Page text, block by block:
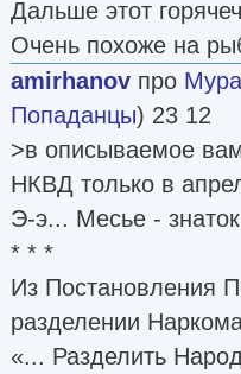
Дальше этот
Очень похоже на
amirhanov про
Попаданцы) 23 12
>в описываемое
НКВД только в
Э-э... Месье -
* * *
Из Постановления
разделении
«... Разделить